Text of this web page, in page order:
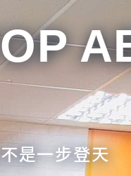
是一步登天